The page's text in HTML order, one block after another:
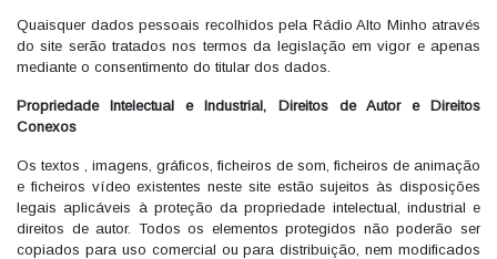
Quaisquer dados pessoais recolhidos pela Rádio Alto Minho através
do site serão tratados nos termos da legislação em vigor e apenas
mediante o consentimento do titular dos dados.
Propriedade Intelectual e Industrial, Direitos de Autor e Direitos
Conexos
Os textos , imagens, gráficos, ficheiros de som, ficheiros de animação
e ficheiros vídeo existentes neste site estão sujeitos às disposições
legais aplicáveis à proteção da propriedade intelectual, industrial e
direitos de autor. Todos os elementos protegidos não poderão ser
copiados para uso comercial ou para distribuição, nem modificados